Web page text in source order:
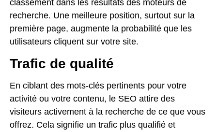
classement dans les résultats des moteurs de
recherche. Une meilleure position, surtout sur la
première page, augmente la probabilité que les
utilisateurs cliquent sur votre site.
Trafic de qualité
En ciblant des mots-clés pertinents pour votre
activité ou votre contenu, le SEO attire des
visiteurs activement à la recherche de ce que vous
offrez. Cela signifie un trafic plus qualifié et